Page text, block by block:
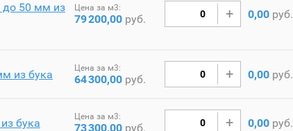
до 50 мм из
Цена за м3:
79200,00 руб. 0,00 руб.
из бука Цена за м3:
64300,00 руб. 0,00 руб.
бука Цена за м3:
73300,00 руб. 0,00 руб.